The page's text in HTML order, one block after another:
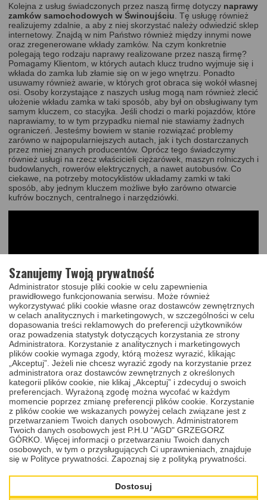
Kolejna z usług świadczonych przez naszą firmę dotyczy naprawy
zamków samochodowych w Świnoujściu . Tę usługę również
realizujemy zdalnie, a aby z niej skorzystać należy odwiedzić sklep
internetowy. Znajdą w nim Państwo również między innymi nowe
oraz zregenerowane wkłady zamków. Na czym konkretnie
polegają tego rodzaju naprawy realizowane przez naszą firmę?
Pomagamy Klientom, w których autach klucz trudno wyjmuje się i
wkłada do zamka lub złamie się on w jego wnętrzu. Ponadto
usuwamy również awarie, w których grot obraca się wokół własnej
osi. Osoby korzystające z naszych usług mogą nam również zlecić
ułożenie wkładu zamka w taki sposób, aby był on obsługiwany tym
samym kluczem, co stacyjka. Jeśli chodzi o marki pojazdów, które
naprawiamy, to w tym przypadku niemal nie stawiamy żadnych
ograniczeń. Jesteśmy bowiem w stanie rozwiązać problemy
zarówno w najpopularniejszych autach, jak i tych dostarczanych
przez mniej znanych producentów. Oprócz tego świadczymy
również usługi na rzecz właścicieli ciężarówek, maszyn rolniczych i
budowlanych, rowerów elektrycznych, a nawet autobusów. Co
ciekawe, na potrzeby motocyklistów układamy zamki w taki
sposób, aby jednym kluczem możliwe było zarówno otwarcie
kufrów bocznych, centralnego i narzędziówki.
Naprawa kluczy i pilotów samochodowych
Świnoujście
Korzystając z usług naszej firmy mogą Państwo również
przeprowadzić naprawę i regenerację kluczy oraz pilotów w
Świnoujściu. Aby skorzystać z tego rodzaju oferty zapraszamy
do zakupu konkretnej usługi poprzezsklep internetowy. W jakich
przypadkach pomagamy Klientom? Rozwiązujemy problemy
objawiające się między innymi nieładowaniem się akumulatora
kluczyka podczas jazdy, niedziałającą funkcją zbliżeniowego
otwarcia czy odbezpieczenia lub zamknięcia zamka pilotem.
Oprócz tego usuwamy również awarie związane z blokowaniem
się kluczyka w stacyjce z powodu jego wytarcia czy brakiem
możliwości złożenia grota w scyzoryku. W celu rozwiązania tego
typu usterek przeprowadzamy takie prace, jak na przykład
wymiana akumulatora i gniazd mocowań baterii, docięcie grotu
oraz wymianę obudowy klucza czy naprawę ścieżek drukowanych
płytki.
Szanujemy Twoją prywatność
Administrator stosuje pliki cookie w celu zapewnienia
prawidłowego funkcjonowania serwisu. Może również
wykorzystywać pliki cookie własne oraz dostawców zewnętrznych
w celach analitycznych i marketingowych, w szczególności w celu
dopasowania treści reklamowych do preferencji użytkowników
oraz powadzenia statystyk dotyczących korzystania ze strony
Administratora. Korzystanie z analitycznych i marketingowych
plików cookie wymaga zgody, którą możesz wyrazić, klikając
„Akceptuj”. Jeżeli nie chcesz wyrazić zgody na korzystanie przez
administratora oraz dostawców zewnętrznych z określonych
kategorii plików cookie, nie klikaj „Akceptuj” i zdecyduj o swoich
preferencjach. Wyrażoną zgodę można wycofać w każdym
momencie poprzez zmianę preferencji plików cookie. Korzystanie
z plików cookie we wskazanych powyżej celach związane jest z
przetwarzaniem Twoich danych osobowych. Administratorem
Twoich danych osobowych jest P.H.U "AGD" GRZEGORZ
GÓRKO. Więcej informacji o przetwarzaniu Twoich danych
osobowych, w tym o przysługujących Ci uprawnieniach, znajduje
się w Polityce prywatności. Zapoznaj się z polityką prywatności.
Dostosuj